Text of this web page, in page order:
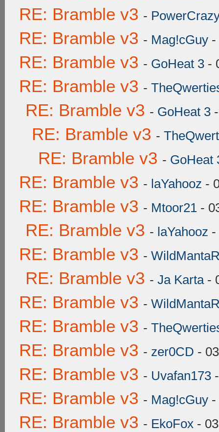
RE: Bramble v3 -
RE: Bramble v3 - Mag!cGuy -
RE: Bramble v3 - GoHeat 3 -
RE: Bramble v3 -
RE: Bramble v3 - GoHeat 3
RE: Bramble v3 -
RE: Bramble v3 - GoHeat
RE: Bramble v3 - laYahooz -
RE: Bramble v3 - Mtoor21 -
RE: Bramble v3 - laYahooz -
RE: Bramble v3 -
RE: Bramble v3 - Ja Karta-
RE: Bramble v3 -
RE: Bramble v3 -
RE: Bramble v3 - zer0CD -
RE: Bramble v3 - Uvafan173
RE: Bramble v3 - Mag!cGuy -
RE: Bramble v3 - EkoFox -